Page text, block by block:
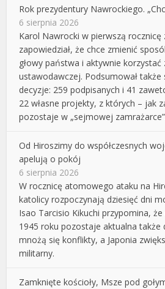
Rok prezydentury Nawrockiego.
6 sierpnia 2026
Karol Nawrocki w pierwszą rocznicę
zapowiedział, że chce zmienić
głowy państwa i aktywnie korzystać
ustawodawczej. Podsumował
decyzje: 259 podpisanych i 41
22 własne projekty, z których – jak
pozostaje w „sejmowej
Od Hiroszimy do współczesnych
apelują o pokój
6 sierpnia 2026
W rocznicę atomowego ataku na
katolicy rozpoczynają dziesięć dni
Isao Tarcisio Kikuchi przypomina,
1945 roku pozostaje aktualna także
mnożą się konflikty, a Japonia
militarny.
Zamknięte kościoły, Msze pod